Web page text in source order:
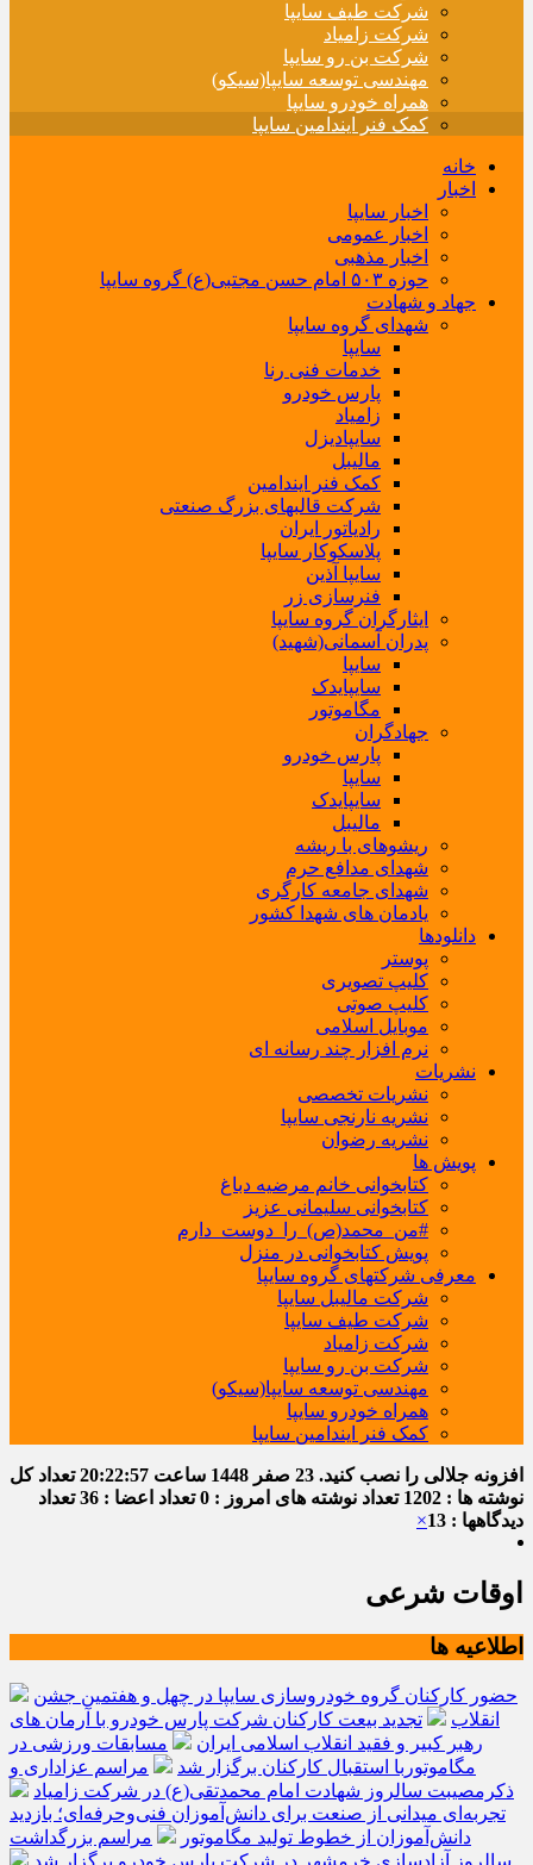
شرکت طیف سایپا
شرکت زامیاد
شرکت بن رو سایپا
مهندسی توسعه سایپا(سیکو)
همراه خودرو سایپا
کمک فنر ایندامین سایپا
خانه
اخبار
اخبار سایپا
اخبار عمومی
اخبار مذهبی
حوزه ۵۰۳ امام حسن مجتبی(ع) گروه سایپا
جهاد و شهادت
شهدای گروه سایپا
سایپا
خدمات فنی رنا
پارس خودرو
زامیاد
سایپادیزل
مالیبل
کمک فنر ایندامین
شرکت قالبهای بزرگ صنعتی
رادیاتور ایران
پلاسکوکار سایپا
سایپا آذین
فنرسازی زر
ایثارگران گروه سایپا
پدران آسمانی(شهید)
سایپا
سایپایدک
مگاموتور
جهادگران
پارس خودرو
سایپا
سایپایدک
مالیبل
ریشوهای با ریشه
شهدای مدافع حرم
شهدای جامعه کارگری
یادمان های شهدا کشور
دانلودها
پوستر
کلیپ تصویری
کلیپ صوتی
موبایل اسلامی
نرم افزار چند رسانه ای
نشریات
نشریات تخصصی
نشریه نارنجی سایپا
نشریه رضوان
پویش ها
کتابخوانی خانم مرضیه دباغ
کتابخوانی سلیمانی عزیز
#من_محمد(ص)_را_دوست_دارم
پویش کتابخوانی در منزل
معرفی شرکتهای گروه سایپا
شرکت مالیبل سایپا
شرکت طیف سایپا
شرکت زامیاد
شرکت بن رو سایپا
مهندسی توسعه سایپا(سیکو)
همراه خودرو سایپا
کمک فنر ایندامین سایپا
افزونه جلالی را نصب کنید. 23 صفر 1448 ساعت 20:22:57تعداد کل
نوشته ها : 1202
تعداد نوشته های امروز : 0 تعداد اعضا : 36
تعداد
دیدگاهها : 13
×
اوقات شرعی
اطلاعیه ها
حضور کارکنان گروه خودروسازی سایپا در چهل و هفتمین جشن
انقلاب
تجدید بیعت کارکنان شرکت پارس خودرو با آرمان های
رهبر کبیر و فقید انقلاب اسلامی ایران
مسابقات ورزشی در
مگاموتوربا استقبال کارکنان برگزار شد
مراسم عزاداری و
ذکرمصیبت سالروز شهادت امام محمدتقی(ع) در شرکت زامیاد
تجربه‌ای میدانی از صنعت برای دانش‌آموزان فنی‌وحرفه‌ای؛ بازدید
دانش‌آموزان از خطوط تولید مگاموتور
مراسم بزرگداشت
سالروز آزادسازی خرمشهر در شرکت پارس خودرو برگزار شد